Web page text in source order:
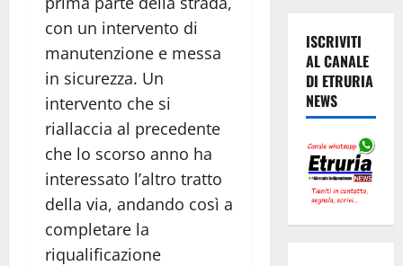
con un intervento di
manutenzione e messa
in sicurezza. Un
intervento che si
riallaccia al precedente
che lo scorso anno ha
interessato l’altro tratto
della via, andando così a
completare la
riqualificazione
ISCRIVITI
AL CANALE
DI ETRURIA
NEWS